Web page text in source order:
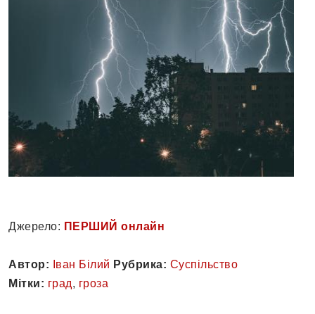
Джерело: ПЕРШИЙ онлайн
Автор: Іван Білий Рубрика: Суспільство
Мітки: град, гроза